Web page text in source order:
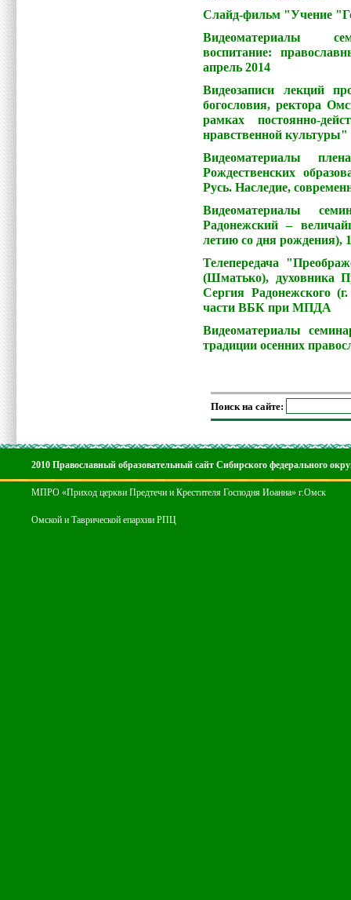
Слайд-фильм "Учение
Видеоматериалы
воспитание:
апрель 2014
Видеозаписи лекций
богословия, ректора
рамках постоянно-
нравственной культуры"
Видеоматериалы
Рождественских
Русь. Наследие,
Видеоматериалы
Радонежский –
летию со дня рождения),
Телепередача
(Шматько), духовника
Сергия Радонежского
части ВБК при МПДА
Видеоматериалы
традиции осенних
Поиск на сайте:
2010 Православный образовательный сайт Сибирского федерального
МПРО «Приход церкви Предтечи и Крестителя Господня Иоанна» г.Омск
Омской и Таврической епархии РПЦ